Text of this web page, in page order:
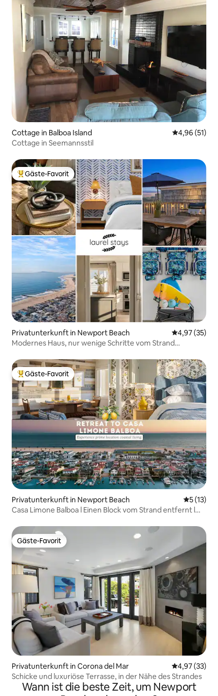
Cottage in Balboa Island
4,96 (51)
Cottage in Seemannsstil
Beliebter Gäste-Favorit.
Gäste-Favorit
Privatunterkunft in Newport Beach
4,97 (35)
Modernes Haus, nur wenige Schritte vom Strand
Beliebter Gäste-Favorit.
Gäste-Favorit
Privatunterkunft in Newport Beach
5 (13)
Casa Limone Balboa l Einen Block vom Strand entfernt l
Gäste-Favorit
Gäste-Favorit
Privatunterkunft in Corona del Mar
4,97 (33)
Schicke und luxuriöse Terrasse, in der Nähe des Strandes
Wann ist die beste Zeit, um Newport